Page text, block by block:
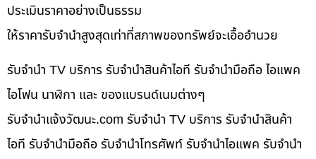
ประเมินราคาอย่างเป็นธรรม
ให้ราคารับจำนำสูงสุดเท่าที่สภาพของทรัพย์จะเอื้ออำนวย
รับจำนำ TV บริการ รับจำนำสินค้าไอที รับจำนำมือถือ ไอแพค
ไอโฟน นาฬิกา และ ของแบรนด์เนมต่างๆ
รับจํานําแจ้งวัฒนะ.com รับจำนำ TV บริการ รับจำนำสินค้า
ไอที รับจำนำมือถือ รับจำนำโทรศัพท์ รับจำนำไอแพค รับจำนำ